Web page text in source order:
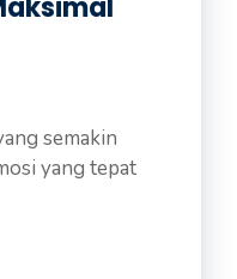
semakin
yang tepat